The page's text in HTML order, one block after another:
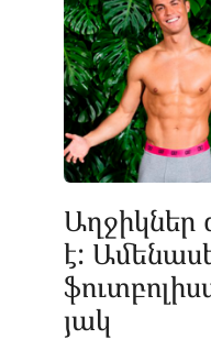
Աղջիկներ
է:
յակ